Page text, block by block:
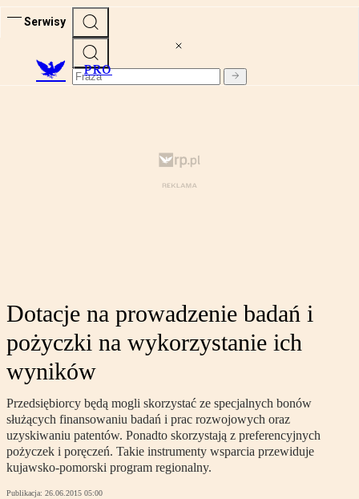
Serwisy
PRO
Dotacje na prowadzenie badań i
pożyczki na wykorzystanie ich
wyników
Przedsiębiorcy będą mogli skorzystać ze specjalnych bonów
służących finansowaniu badań i prac rozwojowych oraz
uzyskiwaniu patentów. Ponadto skorzystają z preferencyjnych
pożyczek i poręczeń. Takie instrumenty wsparcia przewiduje
kujawsko-pomorski program regionalny.
Publikacja: 26.06.2015 05:00